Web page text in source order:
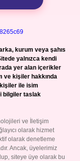
kurum veya şahıs
yalnızca kendi
yer alan içerikler
ve kişiler hakkında
ile isim
bilgiler taslak
ve İletişim
olarak hizmet
olarak denetleme
Ancak, üyelerimiz
siteye üye olarak bu